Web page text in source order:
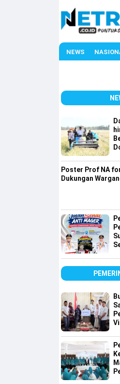
NEWS
Poster Prof NA
Dukungan